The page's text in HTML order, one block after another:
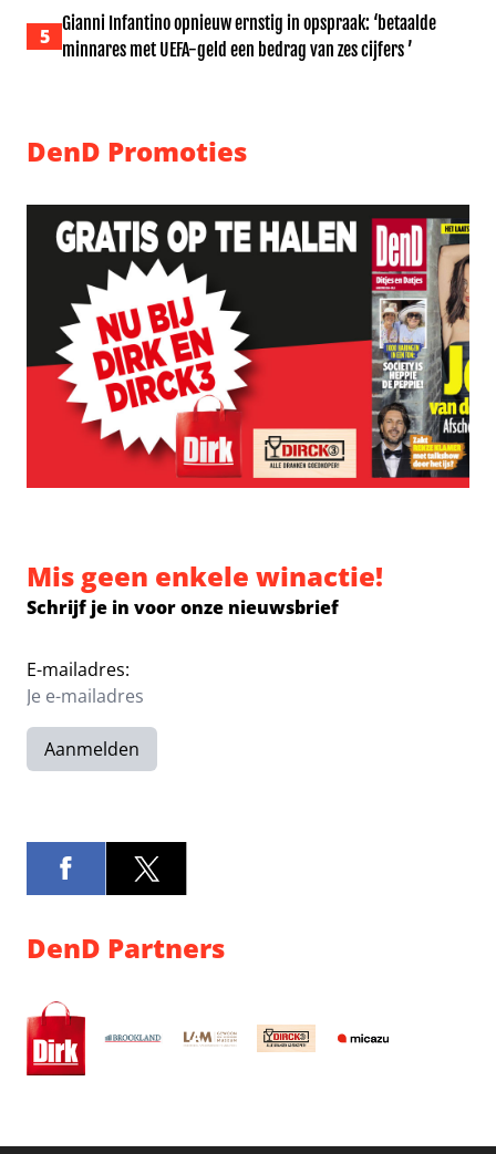
5
Gianni Infantino opnieuw ernstig in opspraak: ‘betaalde
minnares met UEFA-geld een bedrag van zes cijfers ’
DenD Promoties
Mis geen enkele winactie!
Schrijf je in voor onze nieuwsbrief
E-mailadres:
Aanmelden
DenD Partners